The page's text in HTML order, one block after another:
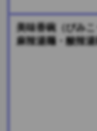
美味香碗（びみこ
麻辣湯麺・酸辣湯